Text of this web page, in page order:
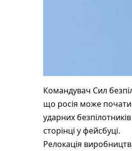
Командувач Сил
що росія може почати
ударних
сторінці у фейсбуці.
Релокація